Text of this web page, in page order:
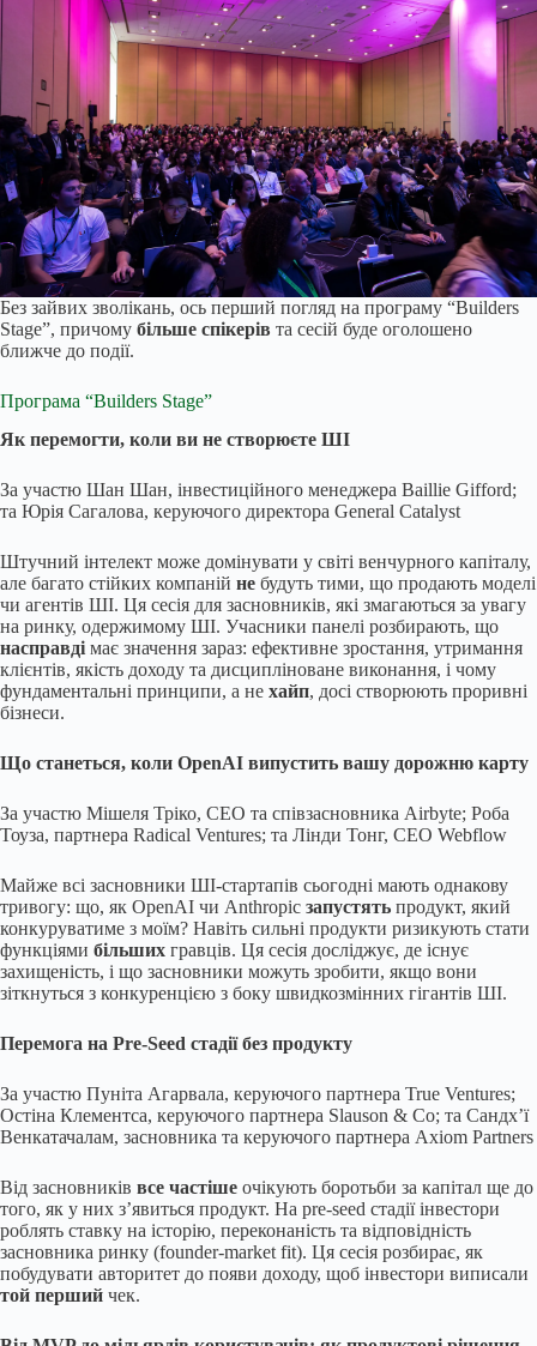
Без зайвих зволікань, ось перший погляд на програму “Builders
Stage”, причому більше спікерів та сесій буде оголошено
ближче до події.
Програма “Builders Stage”
Як перемогти, коли ви не створюєте ШІ
За участю Шан Шан, інвестиційного менеджера Baillie Gifford;
та Юрія Сагалова, керуючого директора General Catalyst
Штучний інтелект може домінувати у світі венчурного капіталу,
але багато стійких компаній не будуть тими, що продають моделі
чи агентів ШІ. Ця сесія для засновників, які змагаються за увагу
на ринку, одержимому ШІ. Учасники панелі розбирають, що
насправдімає значення зараз: ефективне зростання, утримання
клієнтів, якість доходу та дисципліноване виконання, і чому
фундаментальні принципи, а не хайп, досі створюють проривні
бізнеси.
Що станеться, коли OpenAI випустить вашу дорожню карту
За участю Мішеля Тріко, CEO та співзасновника Airbyte; Роба
Тоуза, партнера Radical Ventures; та Лінди Тонг, CEO Webflow
Майже всі засновники ШІ-стартапів сьогодні мають однакову
тривогу: що, як OpenAI чи Anthropic запустять продукт, який
конкуруватиме з моїм? Навіть сильні продукти ризикують стати
функціями більших гравців. Ця сесія досліджує, де існує
захищеність, і що засновники можуть зробити, якщо вони
зіткнуться з конкуренцією з боку швидкозмінних гігантів ШІ.
Перемога на Pre-Seed стадії без продукту
За участю Пуніта Агарвала, керуючого партнера True Ventures;
Остіна Клементса, керуючого партнера Slauson & Co; та Сандх’ї
Венкатачалам, засновника та керуючого партнера Axiom Partners
Від засновників все частіше очікують боротьби за капітал ще до
того, як у них з’явиться продукт. На pre-seed стадії інвестори
роблять ставку на історію, переконаність та відповідність
засновника ринку (founder-market fit). Ця сесія розбирає, як
побудувати авторитет до появи доходу, щоб інвестори виписали
той перший чек.